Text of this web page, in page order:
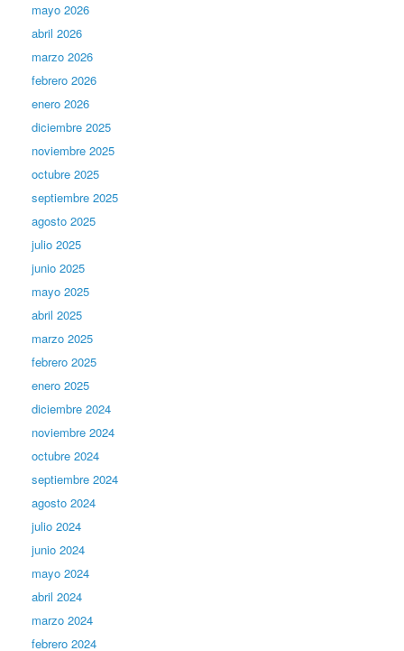
mayo 2026
abril 2026
marzo 2026
febrero 2026
enero 2026
diciembre 2025
noviembre 2025
octubre 2025
septiembre 2025
agosto 2025
julio 2025
junio 2025
mayo 2025
abril 2025
marzo 2025
febrero 2025
enero 2025
diciembre 2024
noviembre 2024
octubre 2024
septiembre 2024
agosto 2024
julio 2024
junio 2024
mayo 2024
abril 2024
marzo 2024
febrero 2024